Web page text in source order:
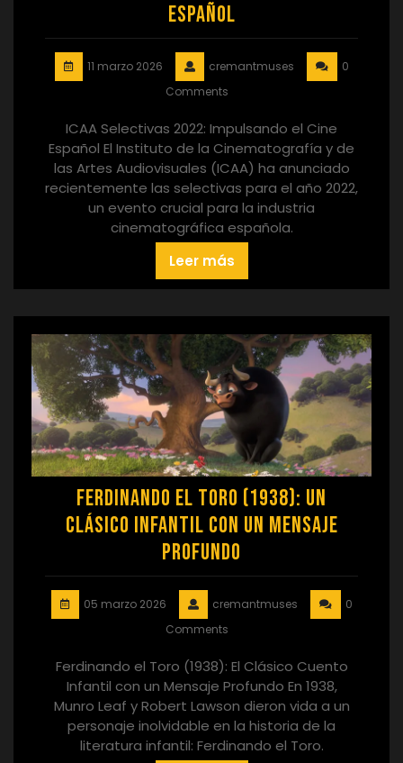
Español
11 marzo 2026 cremantmuses
0
Comments
ICAA Selectivas 2022: Impulsando el Cine
Español El Instituto de la Cinematografía y de
las Artes Audiovisuales (ICAA) ha anunciado
recientemente las selectivas para el año 2022,
un evento crucial para la industria
cinematográfica española.
Leer más
Ferdinando el Toro (1938): Un
Clásico Infantil con un Mensaje
Profundo
05 marzo 2026 cremantmuses
0
Comments
Ferdinando el Toro (1938): El Clásico Cuento
Infantil con un Mensaje Profundo En 1938,
Munro Leaf y Robert Lawson dieron vida a un
personaje inolvidable en la historia de la
literatura infantil: Ferdinando el Toro.